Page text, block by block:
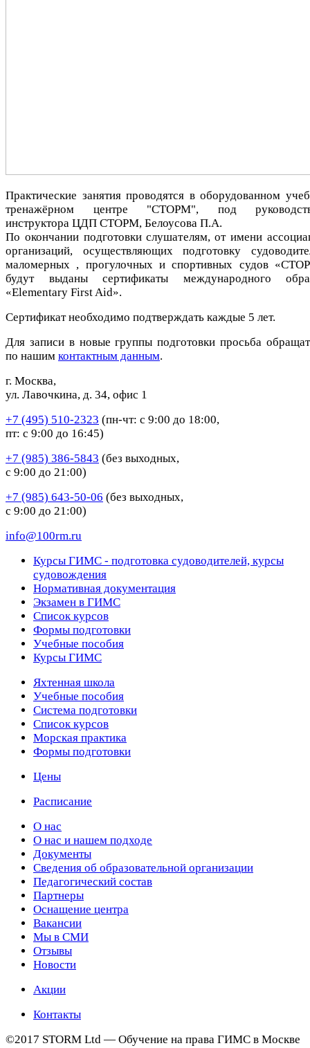
Практические занятия проводятся в оборудованном
тренажёрном центре "СТОРМ", под
инструктора ЦДП СТОРМ, Белоусова П.А.
По окончании подготовки слушателям, от имени
организаций, осуществляющих подготовку
маломерных , прогулочных и спортивных судов
будут выданы сертификаты международного
«Elementary First Aid».
Сертификат необходимо подтверждать каждые 5 лет.
Для записи в новые группы подготовки просьба
по нашим контактным данным.
г. Москва,
ул. Лавочкина, д. 34, офис 1
+7 (495) 510-2323 (пн-чт: с 9:00 до 18:00,
пт: с 9:00 до 16:45)
+7 (985) 386-5843 (без выходных,
с 9:00 до 21:00)
+7 (985) 643-50-06 (без выходных,
с 9:00 до 21:00)
info@100rm.ru
Курсы ГИМС - подготовка судоводителей, курсы
судовождения
Нормативная документация
Экзамен в ГИМС
Список курсов
Формы подготовки
Учебные пособия
Курсы ГИМС
Яхтенная школа
Учебные пособия
Cистема подготовки
Список курсов
Морская практика
Формы подготовки
Цены
Расписание
О нас
О нас и нашем подходе
Документы
Сведения об образовательной организации
Педагогический состав
Партнеры
Оснащение центра
Вакансии
Мы в СМИ
Отзывы
Новости
Акции
Контакты
©2017 STORM Ltd — Обучение на права ГИМС в Москве